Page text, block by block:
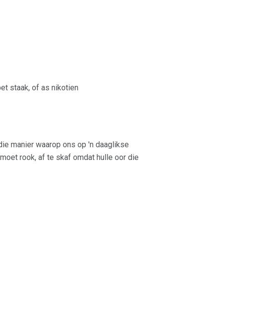
staak, of as nikotien
manier waarop ons op 'n daaglikse
rook, af te skaf omdat hulle oor die